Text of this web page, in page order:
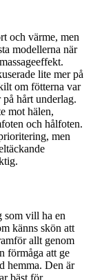
och värme, men
modellerna när
lite mer på
om fötterna var
hårt underlag.
mot hälen,
och hålfoten.
men
som vill ha en
känns skön att
allt genom
förmåga att ge
hemma. Den är
bäst för